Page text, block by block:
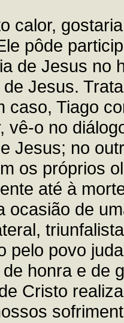
calor,
pôde
de Jesus no
Jesus.
caso, Tiago
vê-o no
Jesus; no
os próprios
até à
ocasião de
pelo povo
honra e de
Cristo